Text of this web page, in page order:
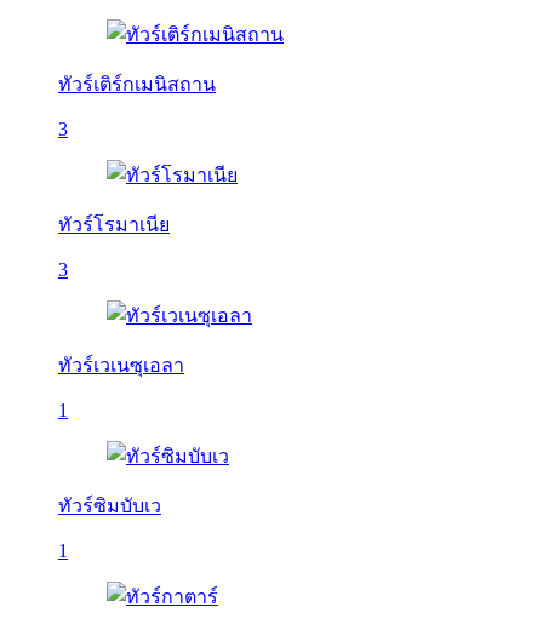
ทัวร์เติร์กเมนิสถาน
3
ทัวร์โรมาเนีย
3
ทัวร์เวเนซุเอลา
1
ทัวร์ซิมบับเว
1